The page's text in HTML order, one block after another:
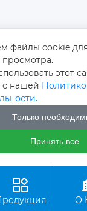
парк,
город
Хенгдин

О
файлы cookie
этот
с нашей
Только
Принять все